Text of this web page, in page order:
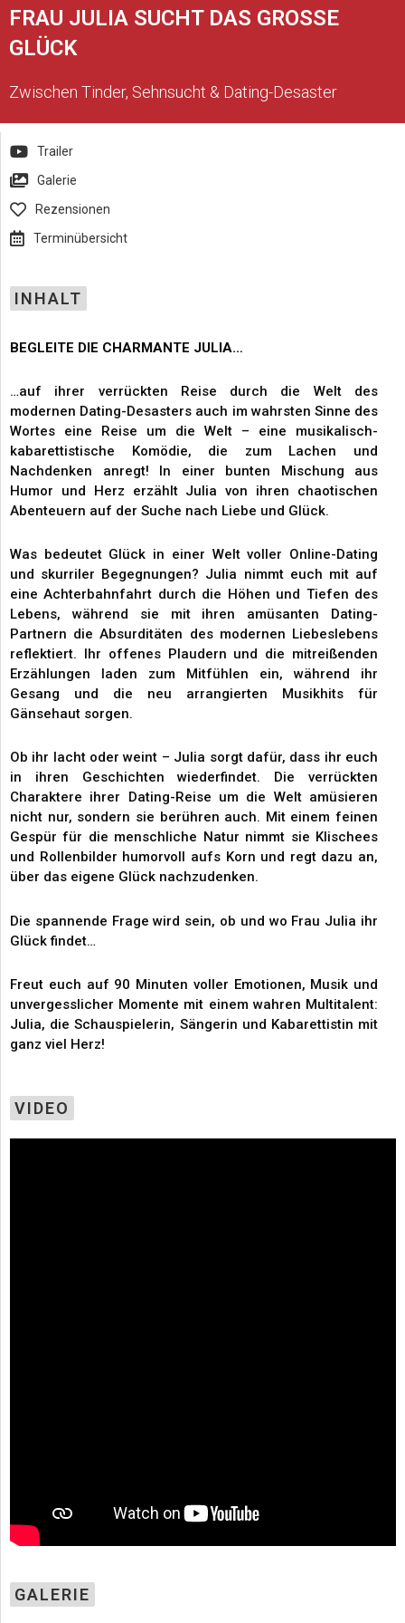
FRAU JULIA SUCHT DAS GROSSE
GLÜCK
Zwischen Tinder, Sehnsucht & Dating-Desaster
INHALT
Trailer
Galerie
Rezensionen
Terminübersicht
BEGLEITE DIE CHARMANTE JULIA…
…auf ihrer verrückten Reise durch die Welt des
modernen Dating-Desasters auch im wahrsten Sinne des
Wortes eine Reise um die Welt – eine musikalisch-
kabarettistische Komödie, die zum Lachen und
Nachdenken anregt! In einer bunten Mischung aus
Humor und Herz erzählt Julia von ihren chaotischen
Abenteuern auf der Suche nach Liebe und Glück.
Was bedeutet Glück in einer Welt voller Online-Dating
und skurriler Begegnungen? Julia nimmt euch mit auf
eine Achterbahnfahrt durch die Höhen und Tiefen des
Lebens, während sie mit ihren amüsanten Dating-
Partnern die Absurditäten des modernen Liebeslebens
reflektiert. Ihr offenes Plaudern und die mitreißenden
Erzählungen laden zum Mitfühlen ein, während ihr
Gesang und die neu arrangierten Musikhits für
Gänsehaut sorgen.
Ob ihr lacht oder weint – Julia sorgt dafür, dass ihr euch
in ihren Geschichten wiederfindet. Die verrückten
Charaktere ihrer Dating-Reise um die Welt amüsieren
nicht nur, sondern sie berühren auch. Mit einem feinen
Gespür für die menschliche Natur nimmt sie Klischees
und Rollenbilder humorvoll aufs Korn und regt dazu an,
über das eigene Glück nachzudenken.
Die spannende Frage wird sein, ob und wo Frau Julia ihr
Glück findet…
Freut euch auf 90 Minuten voller Emotionen, Musik und
unvergesslicher Momente mit einem wahren Multitalent:
Julia, die Schauspielerin, Sängerin und Kabarettistin mit
ganz viel Herz!
VIDEO
GALERIE